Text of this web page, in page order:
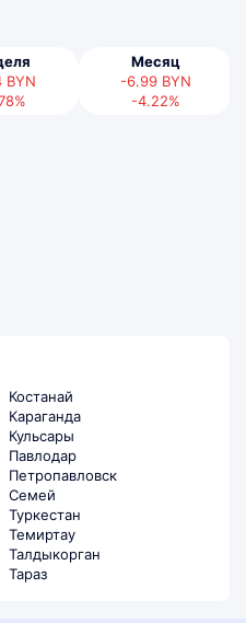
BYN
Месяц
-6.99 BYN
-4.22%
Костанай
Караганда
Кульсары
Павлодар
Петропавловск
Семей
Туркестан
Темиртау
Талдыкорган
Тараз